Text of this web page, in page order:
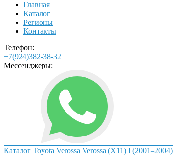
Главная
Каталог
Регионы
Контакты
Телефон:
+7(924)382-38-32
Мессенджеры:
Каталог Toyota Verossa Verossa (X11) I (2001–2004)